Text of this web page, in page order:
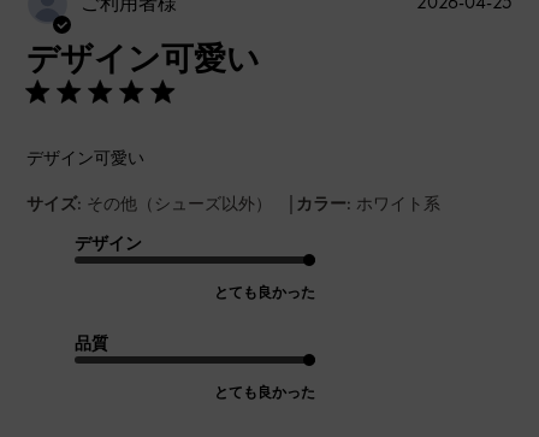
デザイン可愛い
デザイン可愛い
サイズ: その他（シューズ以外） | カラー: ホワイト系
デザイン
とても良かった
品質
とても良かった